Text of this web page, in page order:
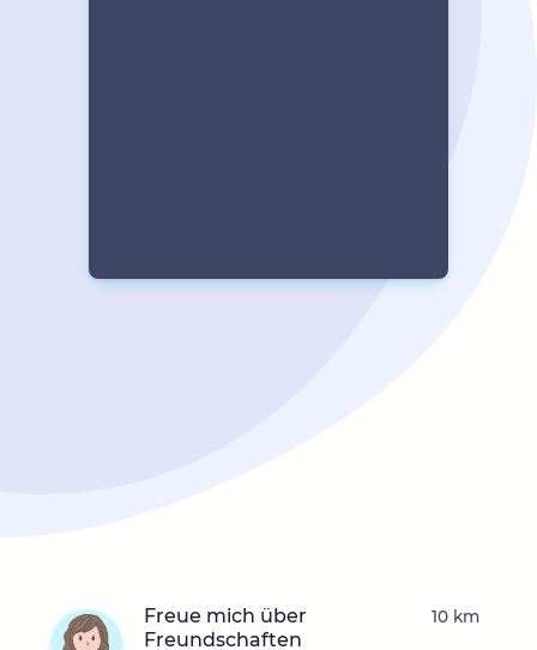
Freue mich über
Freundschaften
10 km